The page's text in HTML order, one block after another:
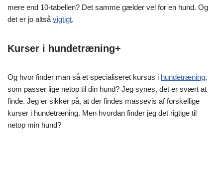
mere end 10-tabellen? Det samme gælder vel for en hund. Og
det er jo altså vigtigt.
Kurser i hundetræning+
Og hvor finder man så et specialiseret kursus i hundetræning,
som passer lige netop til din hund? Jeg synes, det er svært at
finde. Jeg er sikker på, at der findes massevis af forskellige
kurser i hundetræning. Men hvordan finder jeg det rigtige til
netop min hund?